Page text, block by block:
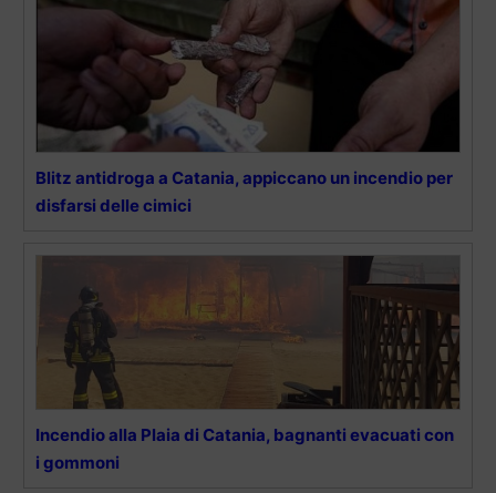
Blitz antidroga a Catania, appiccano un incendio per
disfarsi delle cimici
Incendio alla Plaia di Catania, bagnanti evacuati con
i gommoni